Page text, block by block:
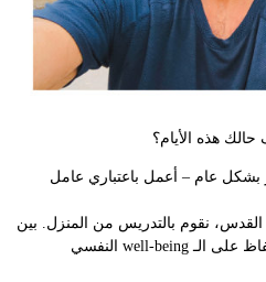
بشكل عام – أعمل باعتباري عامل
نقوم بالتدريس من المنزل. بين
وداخل روتين الزوم، أتأكد من الحفاظ على الـ well-being النفسي